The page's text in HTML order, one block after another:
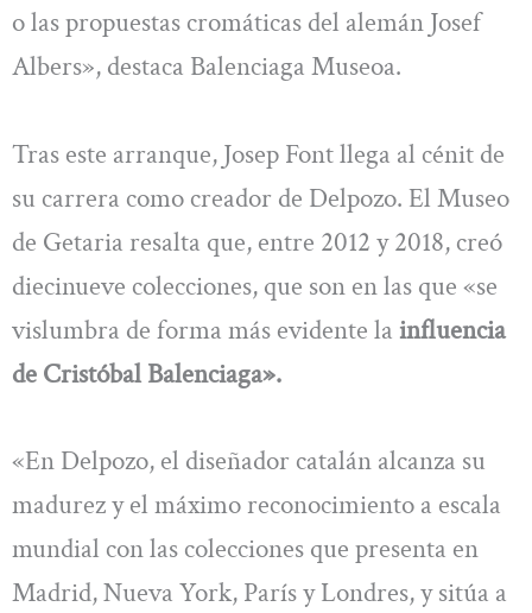
o las propuestas cromáticas del alemán Josef
Albers», destaca Balenciaga Museoa.
Tras este arranque, Josep Font llega al cénit de
su carrera como creador de Delpozo. El Museo
de Getaria resalta que, entre 2012 y 2018, creó
diecinueve colecciones, que son en las que «se
vislumbra de forma más evidente la influencia
de Cristóbal Balenciaga».
«En Delpozo, el diseñador catalán alcanza su
madurez y el máximo reconocimiento a escala
mundial con las colecciones que presenta en
Madrid, Nueva York, París y Londres, y sitúa a